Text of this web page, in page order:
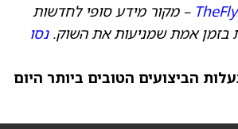
TheFly – מקור מידע סופי לחדשות
בזמן אמת שמניעות את השוק.נסו
הביצועים הטובים ביותר היום